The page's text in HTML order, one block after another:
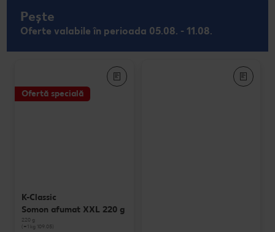
Pește
Oferte valabile în perioada 05.08. - 11.08.
Ofertă specială
K-Classic
Somon afumat XXL 220 g
220 g
(=1 kg 109.05)